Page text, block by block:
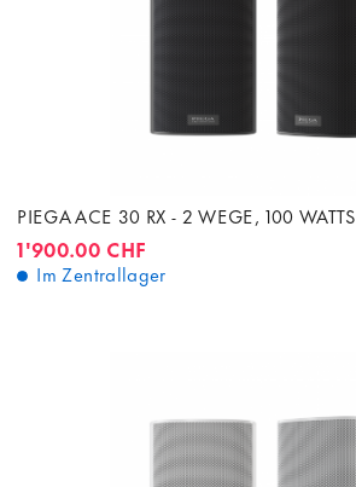
PIEGA ACE 30 RX - 2 WEGE, 100 WATTS
1'900.00 CHF
Im Zentrallager